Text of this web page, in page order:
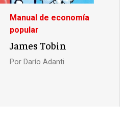
Manual de economía
popular
James Tobin
Por Darío Adanti